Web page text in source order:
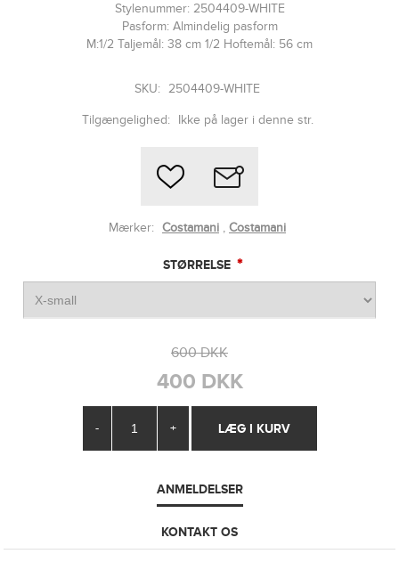
Stylenummer: 2504409-WHITE
Pasform: Almindelig pasform
M:1/2 Taljemål: 38 cm 1/2 Hoftemål: 56 cm
SKU: 2504409-WHITE
Tilgængelighed: Ikke på lager i denne str.
Mærker: Costamani , Costamani
STØRRELSE *
600 DKK
400 DKK
- +
ANMELDELSER
KONTAKT OS